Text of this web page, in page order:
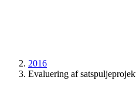
2016
Evaluering af